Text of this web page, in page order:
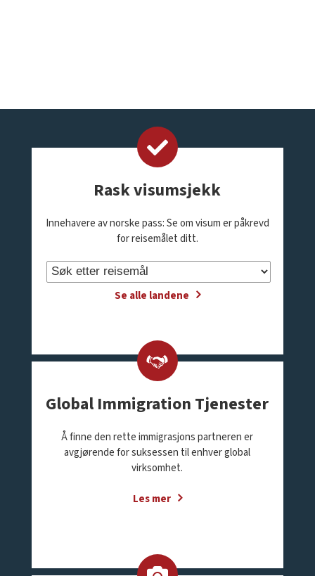
Rask visumsjekk
Innehavere av norske pass: Se om visum er påkrevd
for reisemålet ditt.
Se alle landene
Global Immigration Tjenester
Å finne den rette immigrasjons partneren er
avgjørende for suksessen til enhver global
virksomhet.
Les mer